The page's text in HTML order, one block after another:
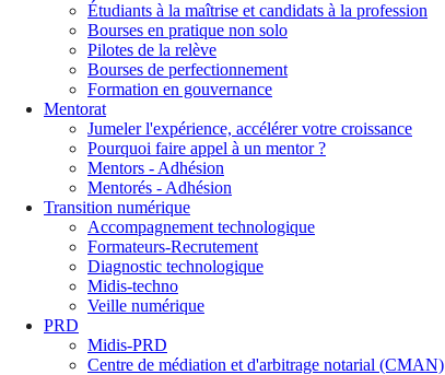
Étudiants à la maîtrise et candidats à la profession
Bourses en pratique non solo
Pilotes de la relève
Bourses de perfectionnement
Formation en gouvernance
Mentorat
Jumeler l'expérience, accélérer votre croissance
Pourquoi faire appel à un mentor ?
Mentors - Adhésion
Mentorés - Adhésion
Transition numérique
Accompagnement technologique
Formateurs-Recrutement
Diagnostic technologique
Midis-techno
Veille numérique
PRD
Midis-PRD
Centre de médiation et d'arbitrage notarial (CMAN)